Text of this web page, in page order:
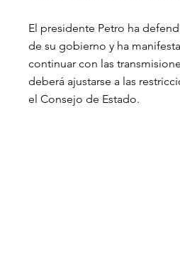
El presidente Petro ha
de su gobierno y ha
continuar con las
deberá ajustarse a las
el Consejo de Estado.